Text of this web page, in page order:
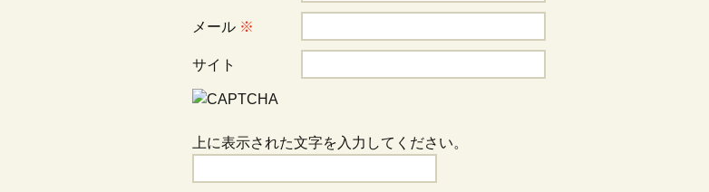
メール ※
サイト
上に表示された文字を入力してください。